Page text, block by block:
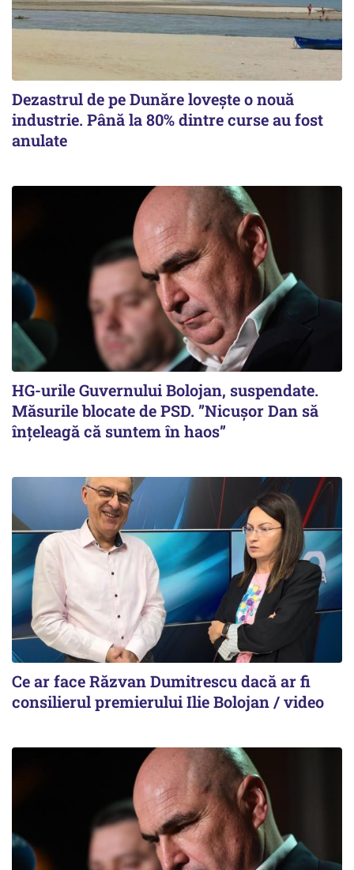
Dezastrul de pe Dunăre lovește o nouă
industrie. Până la 80% dintre curse au fost
anulate
HG-urile Guvernului Bolojan, suspendate.
Măsurile blocate de PSD. ”Nicușor Dan să
înțeleagă că suntem în haos”
Ce ar face Răzvan Dumitrescu dacă ar fi
consilierul premierului Ilie Bolojan / video